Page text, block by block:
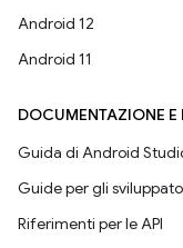
Android 12
Android 11
DOCUMENTAZIONE
Guida di Android
Guide per gli
Riferimenti per le API